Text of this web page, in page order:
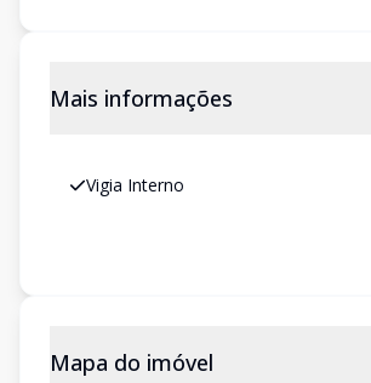
Mais informações
Vigia Interno
Mapa do imóvel